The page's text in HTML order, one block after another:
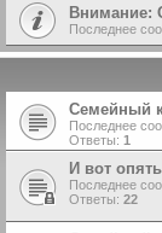
Внимание:
Последнее
Семейный
Последнее
Ответы: 1
И вот
Последнее
Ответы: 22